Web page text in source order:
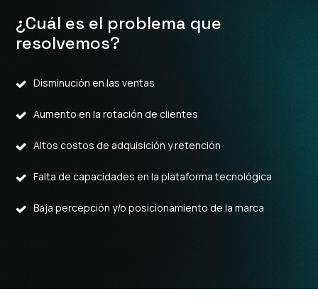
¿Cuál es el problema que
resolvemos?
Disminución en las ventas
Aumento en la rotación de clientes
Altos costos de adquisición y retención
Falta de capacidades en la plataforma tecnológica
Baja percepción y/o posicionamiento de la marca